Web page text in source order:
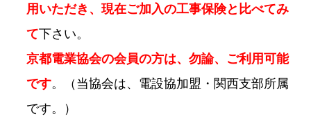
用いただき、現在ご加入の工事保険と比べてみ
て下さい。
京都電業協会の会員の方は、勿論、ご利用可能
です。（当協会は、電設協加盟・関西支部所属
です。）